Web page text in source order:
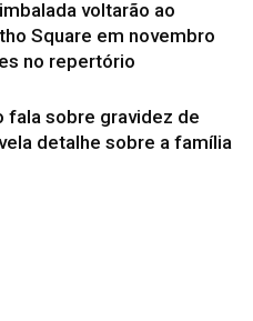
voltarão ao
Square em novembro
no repertório
fala sobre gravidez de
detalhe sobre a família